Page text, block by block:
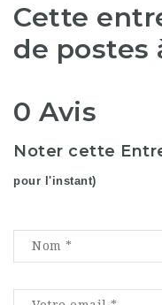
Cette
de postes
0 Avis
Noter cette
pour l'instant)